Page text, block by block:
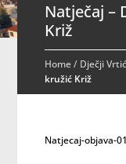
Natječaj –
Križ
Home/ Dječji
kružić Križ
Natjecaj-objava-